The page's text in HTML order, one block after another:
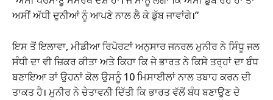
ਅਸੀਂ ਅੱਧੀ ਦੁਨੀਆਂ ਨੂੰ ਆਪਣੇ ਨਾਲ ਲੈ ਕੇ ਡੁੱਬ ਜਾਵਾਂਗੇ।”
ਇਸ ਤੋਂ ਇਲਾਵਾ, ਮੀਡੀਆ ਰਿਪੋਰਟਾਂ ਅਨੁਸਾਰ ਜਨਰਲ ਮੁਨੀਰ ਨੇ ਸਿੰਧੂ ਜਲ
ਸੰਧੀ ਦਾ ਵੀ ਜ਼ਿਕਰ ਕੀਤਾ ਅਤੇ ਕਿਹਾ ਕਿ ਜੇ ਭਾਰਤ ਨੇ ਕਿਸੇ ਤਰ੍ਹਾਂ ਦਾ ਬੰਧ
ਬਣਾਇਆ ਤਾਂ ਉਹਨਾਂ ਕੋਲ ਉਸਨੂੰ 10 ਮਿਸਾਈਲਾਂ ਨਾਲ ਤਬਾਹ ਕਰਨ ਦੀ
ਤਾਕਤ ਹੈ। ਮੁਨੀਰ ਨੇ ਚੇਤਾਵਨੀ ਦਿੱਤੀ ਕਿ ਭਾਰਤ ਵੱਲੋਂ ਬੰਧ ਬਣਾਉਣ ਦੇ